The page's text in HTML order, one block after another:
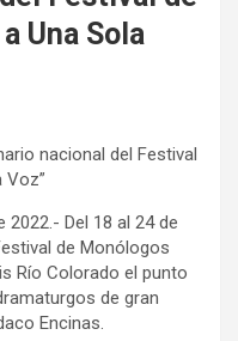
Una Sola
nacional del Festival
Voz”
2022.- Del 18 al 24 de
de Monólogos
Río Colorado el punto
de gran
Encinas.